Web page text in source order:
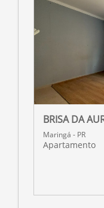
BRISA DA
Maringá - PR
Apartamento